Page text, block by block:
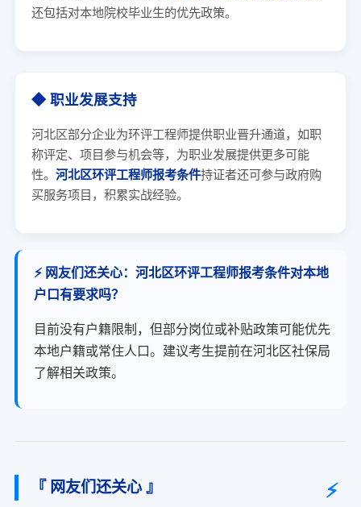
还包括对本地院校毕业生的优先政策。
◆ 职业发展支持
河北区部分企业为环评工程师提供职业晋升通道，如职
称评定、项目参与机会等，为职业发展提供更多可能
性。 河北区环评工程师报考条件持证者还可参与政府购
买服务项目，积累实战经验。
⚡ 网友们还关心：河北区环评工程师报考条件对本地
户口有要求吗？
目前没有户籍限制，但部分岗位或补贴政策可能优先
本地户籍或常住人口。建议考生提前在河北区社保局
了解相关政策。
『 网友们还关心 』